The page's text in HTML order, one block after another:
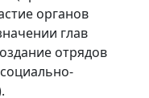
органов
глав
отрядов